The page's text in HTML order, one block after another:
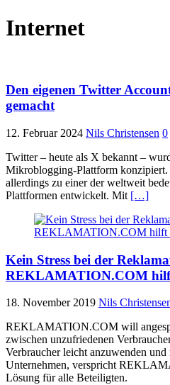
Internet
Den eigenen Twitter
gemacht
12. Februar 2024 Nils Christensen 0
Twitter – heute als X bekannt –
Mikroblogging-Plattform konzipiert.
allerdings zu einer der weltweit
Plattformen entwickelt. Mit […]
Kein Stress bei der
REKLAMATION.COM
18. November 2019 Nils
REKLAMATION.COM will
zwischen unzufriedenen
Verbraucher leicht anzuwenden
Unternehmen, verspricht
Lösung für alle Beteiligten.